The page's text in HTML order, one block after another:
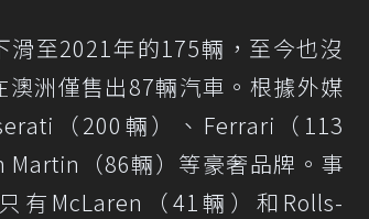
至2021年的175輛，至今也沒
洲僅售出87輛汽車。根據外媒
（200輛）、Ferrari（113
（86輛）等豪奢品牌。事
有McLaren（41輛）和Rolls-